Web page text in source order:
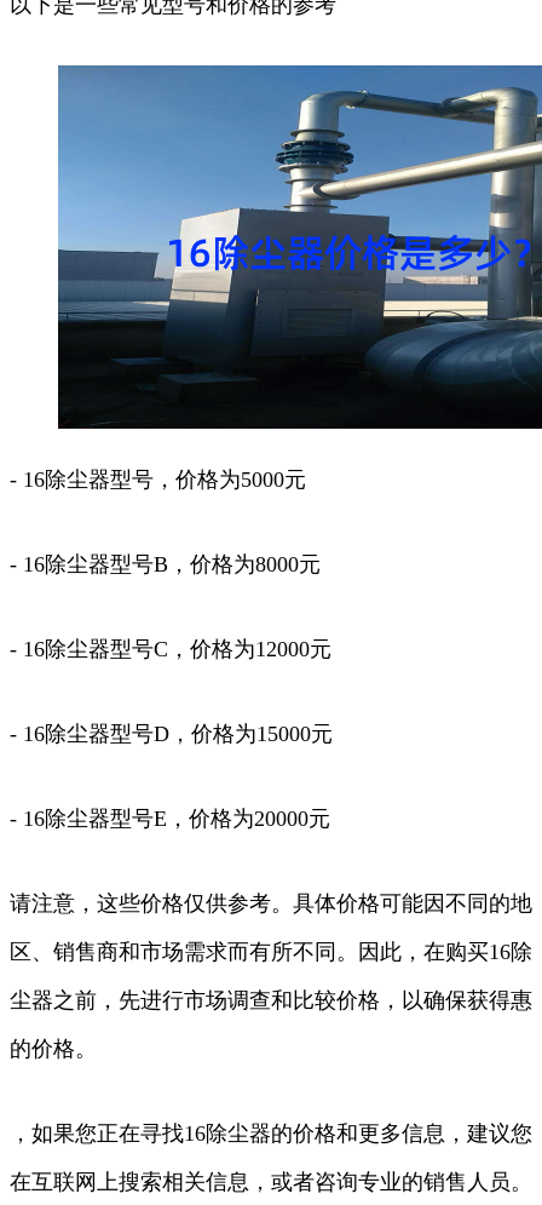
- 16除尘器型号，价格为5000元
- 16除尘器型号B，价格为8000元
- 16除尘器型号C，价格为12000元
- 16除尘器型号D，价格为15000元
- 16除尘器型号E，价格为20000元
请注意，这些价格仅供参考。具体价格可能因不同的地
区、销售商和市场需求而有所不同。因此，在购买16除
尘器之前，先进行市场调查和比较价格，以确保获得惠
的价格。
，如果您正在寻找16除尘器的价格和更多信息，建议您
在互联网上搜索相关信息，或者咨询专业的销售人员。